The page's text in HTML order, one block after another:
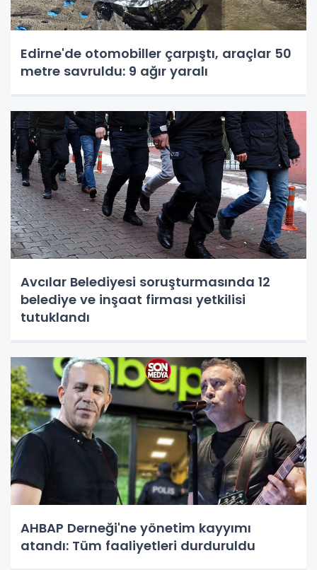
Edirne'de otomobiller çarpıştı, araçlar 50
metre savruldu: 9 ağır yaralı
Avcılar Belediyesi soruşturmasında 12
belediye ve inşaat firması yetkilisi
tutuklandı
AHBAP Derneği'ne yönetim kayyımı
atandı: Tüm faaliyetleri durduruldu